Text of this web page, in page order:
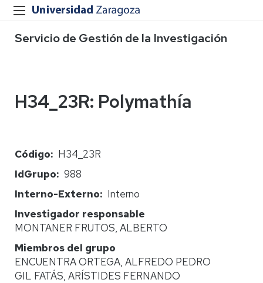
Servicio de Gestión de la Investigación
H34_23R: Polymathía
Código
H34_23R
IdGrupo
988
Interno-Externo
Interno
Investigador responsable
MONTANER FRUTOS, ALBERTO
Miembros del grupo
ENCUENTRA ORTEGA, ALFREDO PEDRO
GIL FATÁS, ARÍSTIDES FERNANDO